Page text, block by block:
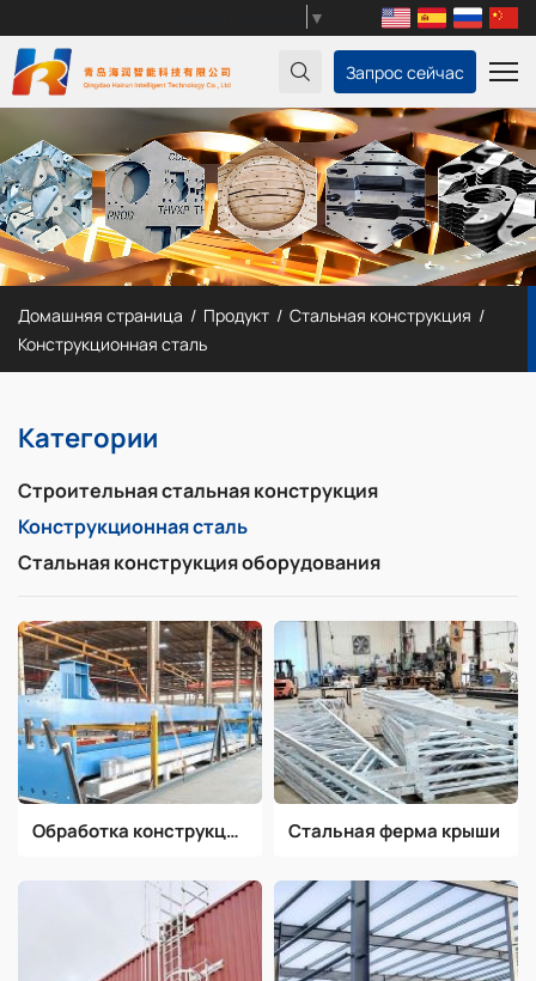
▼
Запрос сейчас
Домашняя страница Продукт
Стальная конструкция
Конструкционная сталь
Категории
Строительная стальная конструкция
Конструкционная сталь
Стальная конструкция оборудования
Обработка конструкционной стали Стальная ферма крыши